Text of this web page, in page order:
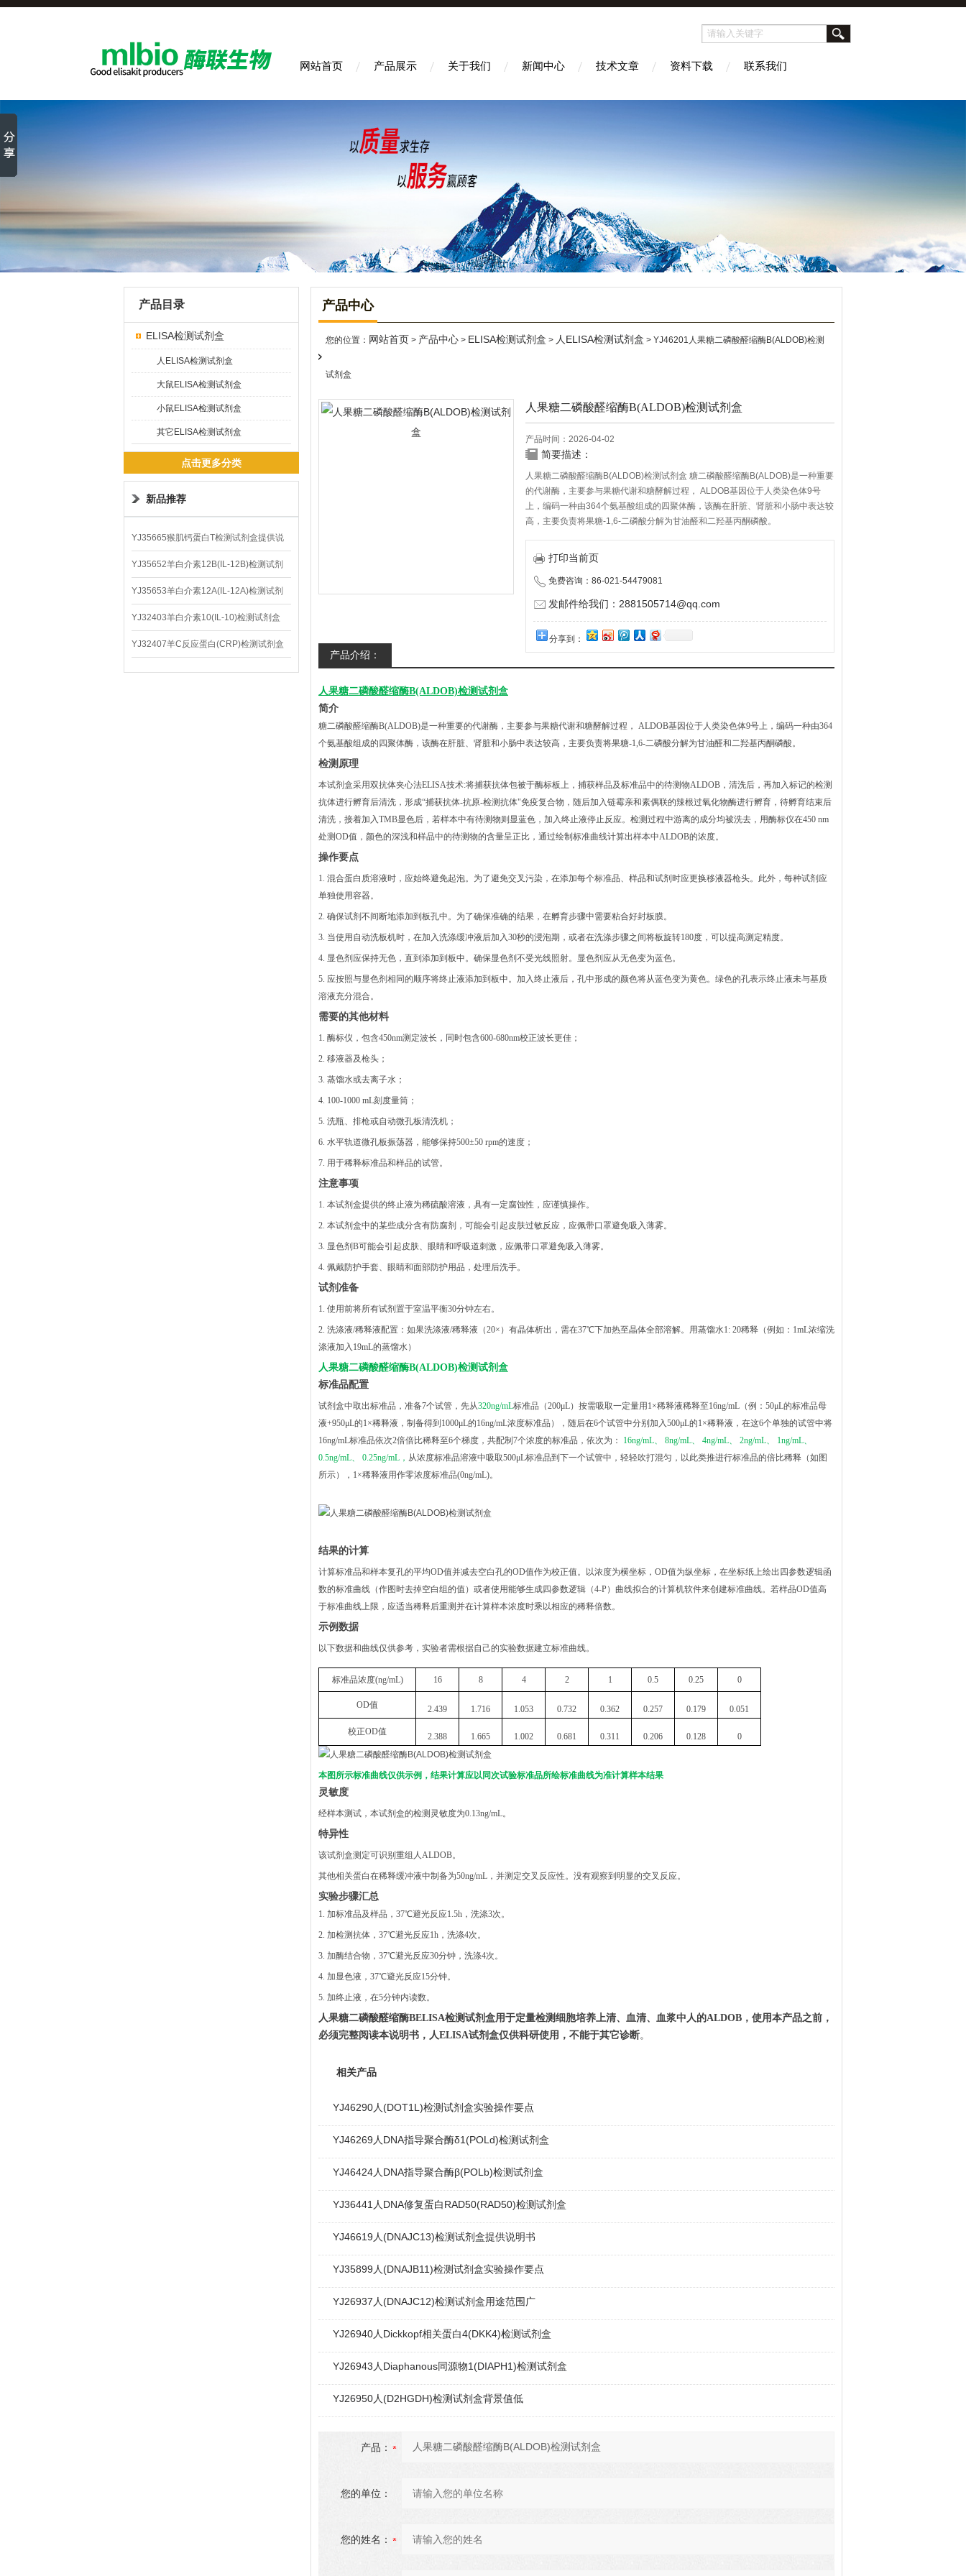
网站首页 产品展示 关于我们 新闻中心 技术文章 资料下载 联系我们
产品目录
ELISA检测试剂盒
人ELISA检测试剂盒
大鼠ELISA检测试剂盒
小鼠ELISA检测试剂盒
其它ELISA检测试剂盒
点击更多分类
新品推荐
YJ35665猴肌钙蛋白T检测试剂盒提供说
明书
YJ35652羊白介素12B(IL-12B)检测试剂
盒
YJ35653羊白介素12A(IL-12A)检测试剂
盒
YJ32403羊白介素10(IL-10)检测试剂盒
YJ32407羊C反应蛋白(CRP)检测试剂盒
产品中心
您的位置： 网站首页 > 产品中心 > ELISA检测试剂盒 > 人ELISA检测试剂盒 > YJ46201人果糖二磷酸醛缩酶B(ALDOB)检测
试剂盒
人果糖二磷酸醛缩酶B(ALDOB)检测试剂盒
产品时间：2026-04-02
简要描述：
人果糖二磷酸醛缩酶B(ALDOB)检测试剂盒 糖二磷酸醛缩酶B(ALDOB)是一种重要
的代谢酶，主要参与果糖代谢和糖酵解过程， ALDOB基因位于人类染色体9号
上，编码一种由364个氨基酸组成的四聚体酶，该酶在肝脏、肾脏和小肠中表达较
高，主要负责将果糖-1,6-二磷酸分解为甘油醛和二羟基丙酮磷酸。
打印当前页
免费咨询：86-021-54479081
发邮件给我们：2881505714@qq.com
分享到：
产品介绍：
人果糖二磷酸醛缩酶B(ALDOB)检测试剂盒
简介
糖二磷酸醛缩酶B(ALDOB)是一种重要的代谢酶，主要参与果糖代谢和糖酵解过程， ALDOB基因位于人类染色体9号上，编码一种由364
个氨基酸组成的四聚体酶，该酶在肝脏、肾脏和小肠中表达较高，主要负责将果糖-1,6-二磷酸分解为甘油醛和二羟基丙酮磷酸。
检测原理
本试剂盒采用双抗体夹心法ELISA技术:将捕获抗体包被于酶标板上，捕获样品及标准品中的待测物ALDOB，清洗后，再加入标记的检测
抗体进行孵育后清洗，形成“捕获抗体-抗原-检测抗体"免疫复合物，随后加入链霉亲和素偶联的辣根过氧化物酶进行孵育，待孵育结束后
清洗，接着加入TMB显色后，若样本中有待测物则显蓝色，加入终止液停止反应。检测过程中游离的成分均被洗去，用酶标仪在450 nm
处测OD值，颜色的深浅和样品中的待测物的含量呈正比，通过绘制标准曲线计算出样本中ALDOB的浓度。
操作要点
1. 混合蛋白质溶液时，应始终避免起泡。为了避免交叉污染，在添加每个标准品、样品和试剂时应更换移液器枪头。此外，每种试剂应
单独使用容器。
2. 确保试剂不间断地添加到板孔中。为了确保准确的结果，在孵育步骤中需要粘合好封板膜。
3. 当使用自动洗板机时，在加入洗涤缓冲液后加入30秒的浸泡期，或者在洗涤步骤之间将板旋转180度，可以提高测定精度。
4. 显色剂应保持无色，直到添加到板中。确保显色剂不受光线照射。显色剂应从无色变为蓝色。
5. 应按照与显色剂相同的顺序将终止液添加到板中。加入终止液后，孔中形成的颜色将从蓝色变为黄色。绿色的孔表示终止液未与基质
溶液充分混合。
需要的其他材料
1. 酶标仪，包含450nm测定波长，同时包含600-680nm校正波长更佳；
2. 移液器及枪头；
3. 蒸馏水或去离子水；
4. 100-1000 mL刻度量筒；
5. 洗瓶、排枪或自动微孔板清洗机；
6. 水平轨道微孔板振荡器，能够保持500±50 rpm的速度；
7. 用于稀释标准品和样品的试管。
注意事项
1. 本试剂盒提供的终止液为稀硫酸溶液，具有一定腐蚀性，应谨慎操作。
2. 本试剂盒中的某些成分含有防腐剂，可能会引起皮肤过敏反应，应佩带口罩避免吸入薄雾。
3. 显色剂B可能会引起皮肤、眼睛和呼吸道刺激，应佩带口罩避免吸入薄雾。
4. 佩戴防护手套、眼睛和面部防护用品，处理后洗手。
试剂准备
1. 使用前将所有试剂置于室温平衡30分钟左右。
2. 洗涤液/稀释液配置：如果洗涤液/稀释液（20×）有晶体析出，需在37℃下加热⾄晶体全部溶解。用蒸馏水1: 20稀释（例如：1mL浓缩洗
涤液加入19mL的蒸馏水）
人果糖二磷酸醛缩酶B(ALDOB)检测试剂盒
标准品配置
试剂盒中取出标准品，准备7个试管，先从320ng/mL标准品（200μL）按需吸取一定量用1×稀释液稀释至16ng/mL（例：50μL的标准品母
液+950μL的1×稀释液，制备得到1000μL的16ng/mL浓度标准品），随后在6个试管中分别加入500μL的1×稀释液，在这6个单独的试管中将
16ng/mL标准品依次2倍倍比稀释至6个梯度，共配制7个浓度的标准品，依次为： 16ng/mL、 8ng/mL、 4ng/mL、 2ng/mL、 1ng/mL、
0.5ng/mL、 0.25ng/mL， 从浓度标准品溶液中吸取500μL标准品到下一个试管中，轻轻吹打混匀，以此类推进行标准品的倍比稀释（如图
所示），1×稀释液用作零浓度标准品(0ng/mL)。
结果的计算
计算标准品和样本复孔的平均OD值并减去空白孔的OD值作为校正值。以浓度为横坐标，OD值为纵坐标，在坐标纸上绘出四参数逻辑函
数的标准曲线（作图时去掉空白组的值）或者使用能够生成四参数逻辑（4-P）曲线拟合的计算机软件来创建标准曲线。若样品OD值高
于标准曲线上限，应适当稀释后重测并在计算样本浓度时乘以相应的稀释倍数。
示例数据
以下数据和曲线仅供参考，实验者需根据自己的实验数据建立标准曲线。
标准品浓度(ng/mL) 16 8 4 2 1 0.5 0.25 0
OD值 2.439 1.716 1.053 0.732 0.362 0.257 0.179 0.051
校正OD值 2.388 1.665 1.002 0.681 0.311 0.206 0.128 0
本图所示标准曲线仅供示例，结果计算应以同次试验标准品所绘标准曲线为准计算样本结果
灵敏度
经样本测试，本试剂盒的检测灵敏度为0.13ng/mL。
特异性
该试剂盒测定可识别重组 人ALDOB。
其他相关蛋白在稀释缓冲液中制备为50ng/mL，并测定交叉反应性。没有观察到明显的交叉反应。
实验步骤汇总
1. 加标准品及样品，37℃避光反应1.5h，洗涤3次。
2. 加检测抗体， 37℃避光反应1h，洗涤4次。
3. 加酶结合物， 37℃避光反应30分钟，洗涤4次。
4. 加显色液，37℃避光反应15分钟。
5. 加终止液，在5分钟内读数。
人果糖二磷酸醛缩酶BELISA检测试剂盒用于定量检测细胞培养上清、血清、血浆中 人的ALDOB ，使用本产品之前，
必须完整阅读本说明书 ， 人ELISA试剂盒仅供科研使用，不能于其它诊断。
相关产品
YJ46290人(DOT1L)检测试剂盒实验操作要点
YJ46269人DNA指导聚合酶δ1(POLd)检测试剂盒
YJ46424人DNA指导聚合酶β(POLb)检测试剂盒
YJ36441人DNA修复蛋白RAD50(RAD50)检测试剂盒
YJ46619人(DNAJC13)检测试剂盒提供说明书
YJ35899人(DNAJB11)检测试剂盒实验操作要点
YJ26937人(DNAJC12)检测试剂盒用途范围广
YJ26940人Dickkopf相关蛋白4(DKK4)检测试剂盒
YJ26943人Diaphanous同源物1(DIAPH1)检测试剂盒
YJ26950人(D2HGDH)检测试剂盒背景值低
产品：
您的单位：
您的姓名：